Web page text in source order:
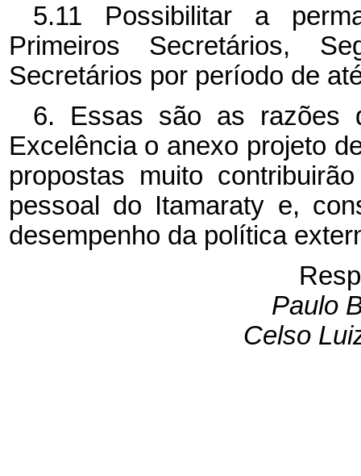
5.11 Possibilitar a
Primeiros Secretários,
Secretários por período de
6. Essas são as razões
Excelência o anexo projeto
propostas muito
pessoal do Itamaraty e,
desempenho da política
Paulo
Celso